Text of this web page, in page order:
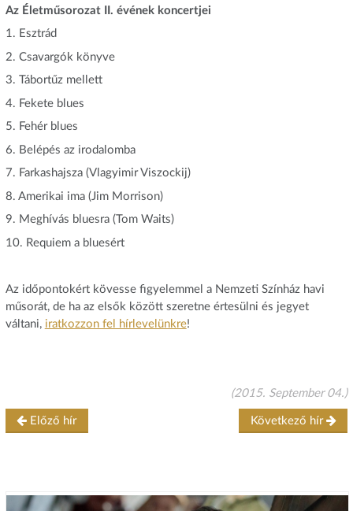
Az Életműsorozat II. évének koncertjei
1. Esztrád
2. Csavargók könyve
3. Tábortűz mellett
4. Fekete blues
5. Fehér blues
6. Belépés az irodalomba
7. Farkashajsza (Vlagyimir Viszockij)
8. Amerikai ima (Jim Morrison)
9. Meghívás bluesra (Tom Waits)
10. Requiem a bluesért
Az időpontokért kövesse figyelemmel a Nemzeti Színház havi
műsorát, de ha az elsők között szeretne értesülni és jegyet
váltani, iratkozzon fel hírlevelünkre!
(2015. September 04.)
Előző hír Következő hír